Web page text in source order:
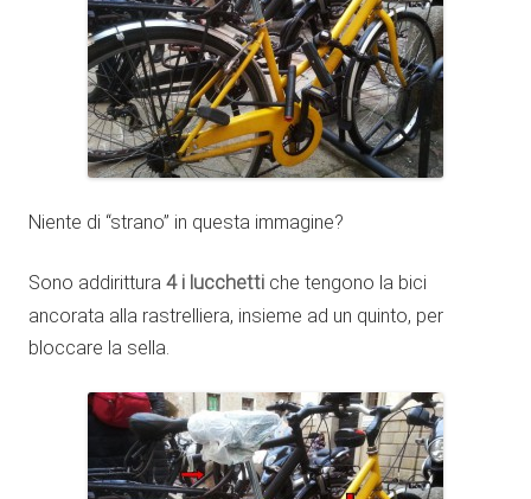
Niente di “strano” in questa immagine?
Sono addirittura 4 i lucchetti che tengono la bici
ancorata alla rastrelliera, insieme ad un quinto, per
bloccare la sella.